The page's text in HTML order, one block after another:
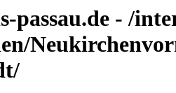
passau.de - /